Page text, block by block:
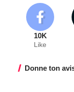
10K
Like
Donne ton